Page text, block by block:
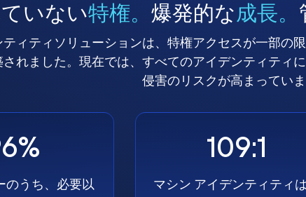
いない特権。 爆発的な成長。
ィティソリューションは、特権アクセスが一部の
れました。現在では、すべてのアイデンティティ
侵害のリスクが高まっていま
のうち、必要以
109:1
マシン アイデンティティ